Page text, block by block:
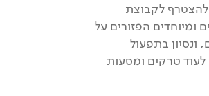
לקבוצת
הפזורים על
ונסיון בתפעול
לעוד טרקים ומסעות